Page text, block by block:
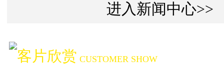
进入新闻中心>>
客片欣赏 CUSTOMER SHOW